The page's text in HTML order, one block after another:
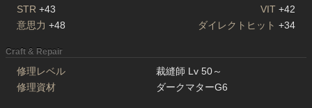
STR +43 VIT +42
意思力 +48 ダイレクトヒット +34
Craft & Repair
修理レベル
裁縫師 Lv 50～
修理資材
ダークマターG6